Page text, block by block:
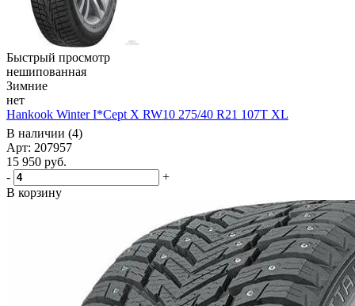
Быстрый просмотр
нешипованная
Зимние
нет
Hankook Winter I*Cept X RW10 275/40 R21 107T XL
В наличии (4)
Арт: 207957
15 950 руб.
-
+
В корзину